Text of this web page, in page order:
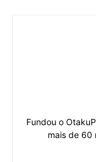
Fundou o
mais de 60